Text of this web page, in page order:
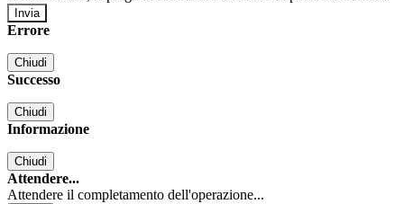
Errore
Chiudi
Successo
Chiudi
Informazione
Chiudi
Attendere...
Attendere il completamento dell'operazione...